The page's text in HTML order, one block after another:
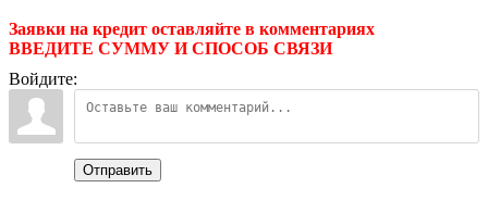
Заявки на кредит оставляйте в комментариях
ВВЕДИТЕ СУММУ И СПОСОБ СВЯЗИ
Войдите:
Отправить